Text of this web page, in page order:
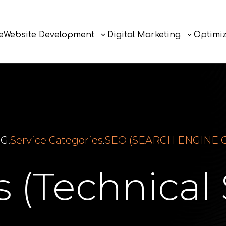
Website Development Digital Marketing
Website Development Digital Marketing
.Service Categories.SEO (SEARCH ENGINE
(Technical